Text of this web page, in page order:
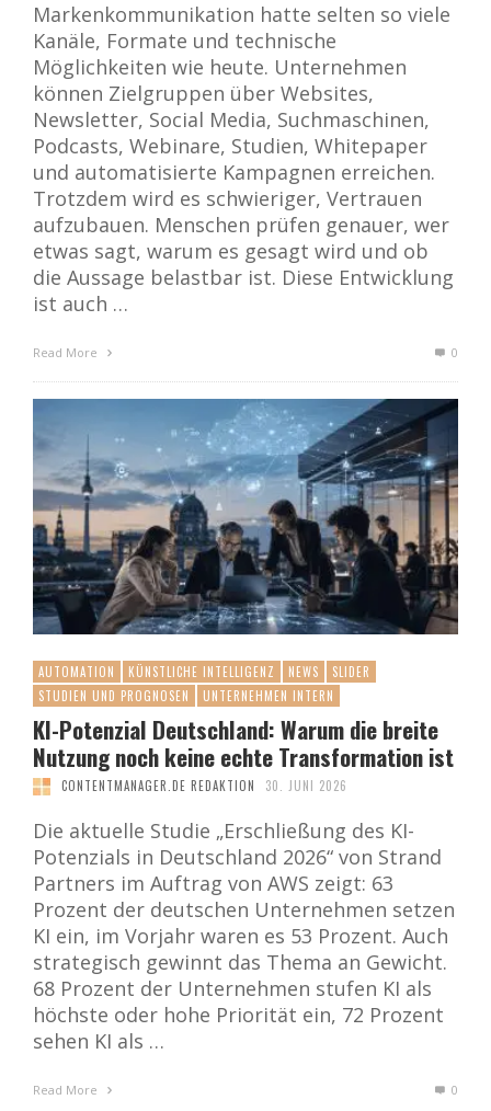
Markenkommunikation hatte selten so viele
Kanäle, Formate und technische
Möglichkeiten wie heute. Unternehmen
können Zielgruppen über Websites,
Newsletter, Social Media, Suchmaschinen,
Podcasts, Webinare, Studien, Whitepaper
und automatisierte Kampagnen erreichen.
Trotzdem wird es schwieriger, Vertrauen
aufzubauen. Menschen prüfen genauer, wer
etwas sagt, warum es gesagt wird und ob
die Aussage belastbar ist. Diese Entwicklung
ist auch …
Read More 0
AUTOMATION KÜNSTLICHE INTELLIGENZ NEWS
SLIDER
STUDIEN UND PROGNOSEN
UNTERNEHMEN INTERN
KI-Potenzial Deutschland: Warum die breite
Nutzung noch keine echte Transformation ist
CONTENTMANAGER.DE REDAKTION 30. JUNI 2026
Die aktuelle Studie „Erschließung des KI-
Potenzials in Deutschland 2026“ von Strand
Partners im Auftrag von AWS zeigt: 63
Prozent der deutschen Unternehmen setzen
KI ein, im Vorjahr waren es 53 Prozent. Auch
strategisch gewinnt das Thema an Gewicht.
68 Prozent der Unternehmen stufen KI als
höchste oder hohe Priorität ein, 72 Prozent
sehen KI als …
Read More 0